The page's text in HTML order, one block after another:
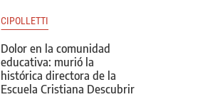
CIPOLLETTI
Dolor en la comunidad
educativa: murió la
histórica directora de la
Escuela Cristiana Descubrir